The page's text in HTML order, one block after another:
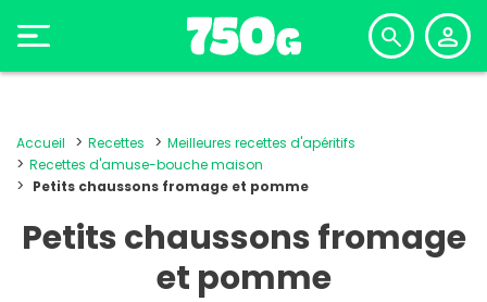
Accueil Recettes
Meilleures recettes d'apéritifs
Recettes d'amuse-bouche maison
Petits chaussons fromage et pomme
Petits chaussons fromage
et pomme